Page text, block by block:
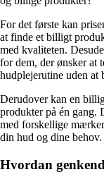
For det første kan
at finde et billigt
med kvaliteten.
for dem, der ønsker at
hudplejerutine uden at
Derudover kan en
produkter på én gang.
med forskellige
din hud og dine behov.
Hvordan